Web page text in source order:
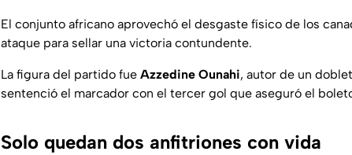
El conjunto africano aprovechó el desgaste físico de los
ataque para sellar una victoria contundente.
La figura del partido fue Azzedine Ounahi, autor de un
sentenció el marcador con el tercer gol que aseguró el
Solo quedan dos anfitriones con vida